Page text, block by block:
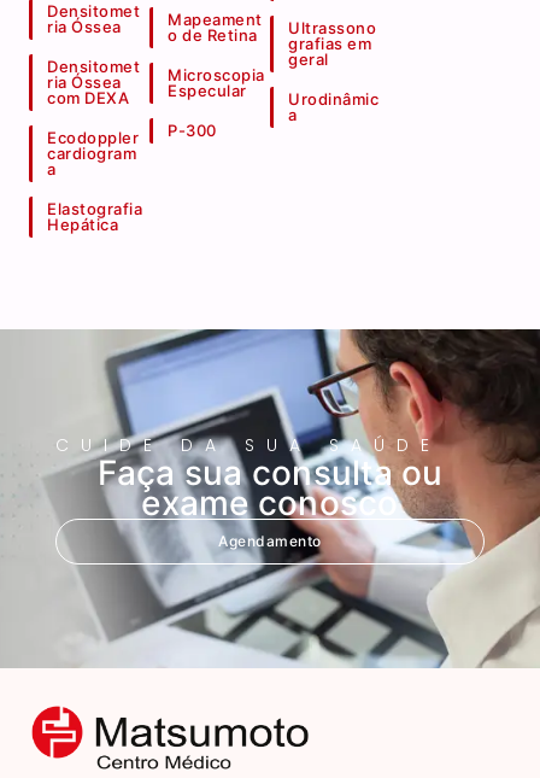
Densitomet
ria Óssea
Densitomet
ria Óssea
com DEXA
Ecodoppler
cardiogram
a
Elastografia
Hepática
Mapeament
o de Retina
Microscopia
Especular
P-300
Ultrassono
grafias em
geral
Urodinâmic
a
CUIDE DA SUA SAÚDE
Faça sua consulta ou
exame conosco
Agendamento